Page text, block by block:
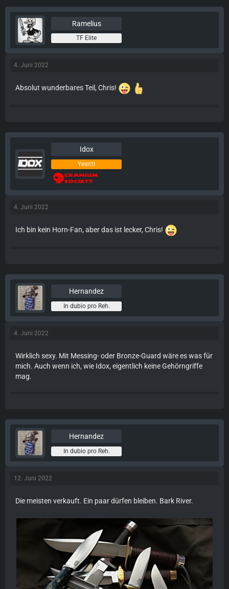
Ramelius
TF Elite
4. Juni 2022
Absolut wunderbares Teil, Chris!
Idox
Yesn't!
4. Juni 2022
Ich bin kein Horn-Fan, aber das ist lecker, Chris!
Hernandez
In dubio pro Reh.
4. Juni 2022
Wirklich sexy. Mit Messing- oder Bronze-Guard wäre es was für
mich. Auch wenn ich, wie Idox, eigentlich keine Gehörngriffe
mag.
Hernandez
In dubio pro Reh.
12. Juni 2022
Die meisten verkauft. Ein paar dürfen bleiben. Bark River.